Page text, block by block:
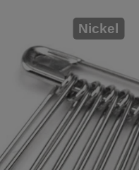
Nickel